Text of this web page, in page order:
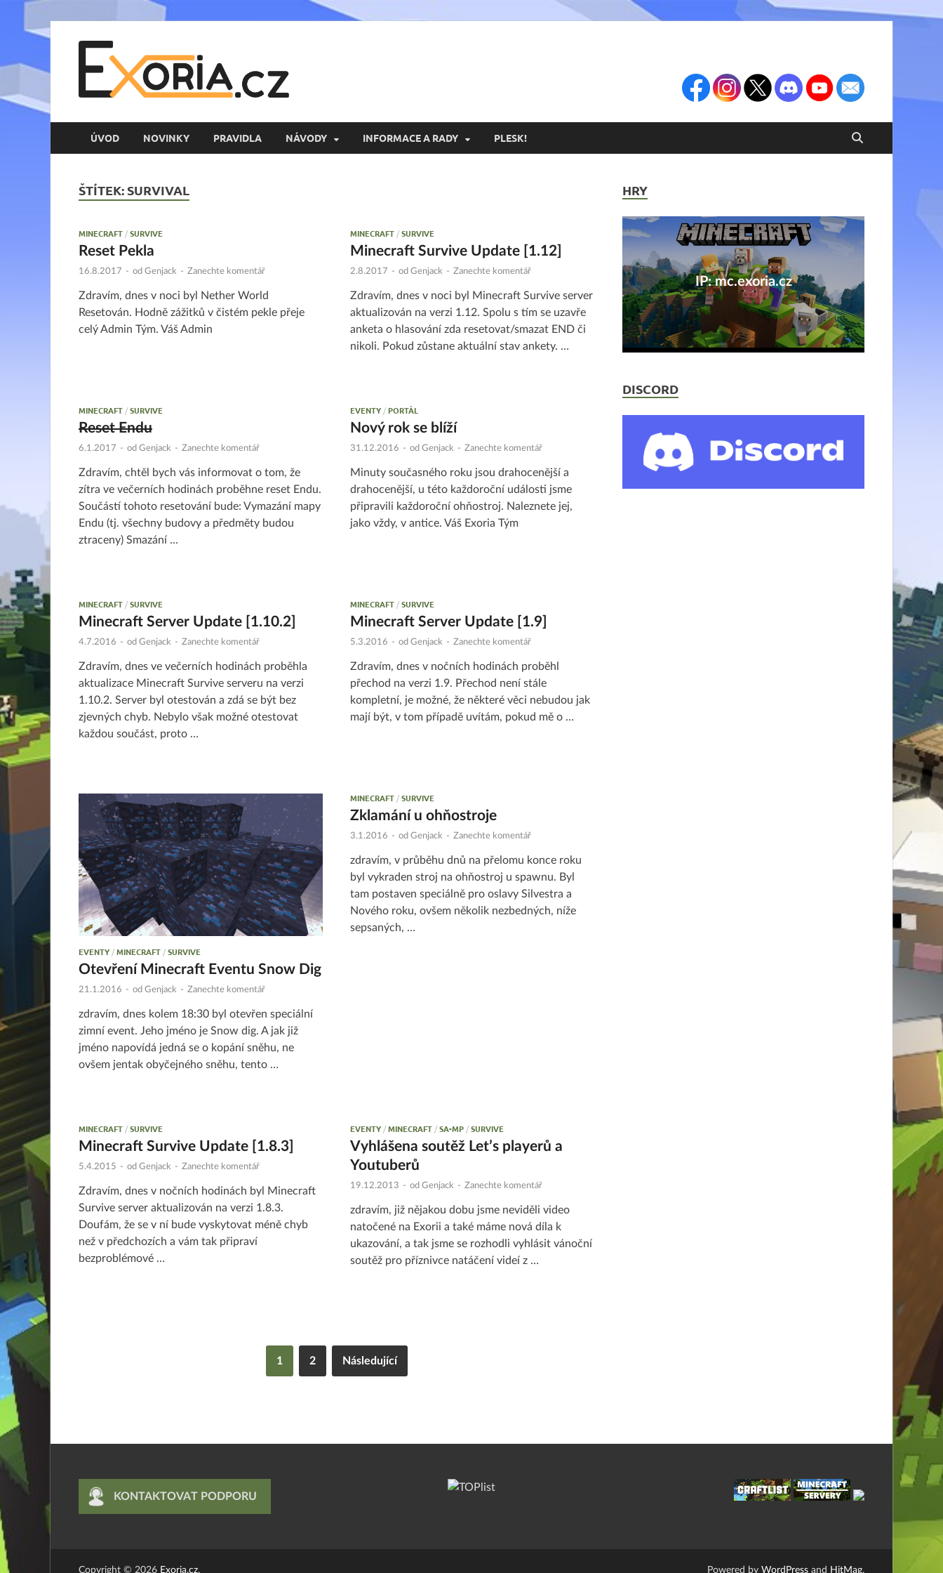
ÚVOD NOVINKY PRAVIDLA NÁVODY INFORMACE A RADY PLESK!
ŠTÍTEK: SURVIVAL
MINECRAFT /SURVIVE
Reset Pekla
16.8.2017 - od Genjack - Zanechte komentář
Zdravím, dnes v noci byl Nether World
Resetován. Hodně zážitků v čistém pekle přeje
celý Admin Tým. Váš Admin
MINECRAFT /SURVIVE
Minecraft Survive Update [1.12]
2.8.2017 - od Genjack - Zanechte komentář
Zdravím, dnes v noci byl Minecraft Survive server
aktualizován na verzi 1.12. Spolu s tím se uzavře
anketa o hlasování zda resetovat/smazat END či
nikoli. Pokud zůstane aktuální stav ankety. …
MINECRAFT /SURVIVE
Reset Endu
6.1.2017 - od Genjack - Zanechte komentář
Zdravím, chtěl bych vás informovat o tom, že
zítra ve večerních hodinách proběhne reset Endu.
Součástí tohoto resetování bude: Vymazání mapy
Endu (tj. všechny budovy a předměty budou
ztraceny) Smazání …
EVENTY /PORTÁL
Nový rok se blíží
31.12.2016 - od Genjack - Zanechte komentář
Minuty současného roku jsou drahocenější a
drahocenější, u této každoroční události jsme
připravili každoroční ohňostroj. Naleznete jej,
jako vždy, v antice. Váš Exoria Tým
MINECRAFT /SURVIVE
Minecraft Server Update [1.10.2]
4.7.2016 - od Genjack - Zanechte komentář
Zdravím, dnes ve večerních hodinách proběhla
aktualizace Minecraft Survive serveru na verzi
1.10.2. Server byl otestován a zdá se být bez
zjevných chyb. Nebylo však možné otestovat
každou součást, proto …
MINECRAFT /SURVIVE
Minecraft Server Update [1.9]
5.3.2016 - od Genjack - Zanechte komentář
Zdravím, dnes v nočních hodinách proběhl
přechod na verzi 1.9. Přechod není stále
kompletní, je možné, že některé věci nebudou jak
mají být, v tom případě uvítám, pokud mě o …
EVENTY /MINECRAFT /SURVIVE
Otevření Minecraft Eventu Snow Dig
21.1.2016 - od Genjack - Zanechte komentář
zdravím, dnes kolem 18:30 byl otevřen speciální
zimní event. Jeho jméno je Snow dig. A jak již
jméno napovídá jedná se o kopání sněhu, ne
ovšem jentak obyčejného sněhu, tento …
MINECRAFT /SURVIVE
Zklamání u ohňostroje
3.1.2016 - od Genjack - Zanechte komentář
zdravím, v průběhu dnů na přelomu konce roku
byl vykraden stroj na ohňostroj u spawnu. Byl
tam postaven speciálně pro oslavy Silvestra a
Nového roku, ovšem několik nezbedných, níže
sepsaných, …
MINECRAFT /SURVIVE
Minecraft Survive Update [1.8.3]
5.4.2015 - od Genjack - Zanechte komentář
Zdravím, dnes v nočních hodinách byl Minecraft
Survive server aktualizován na verzi 1.8.3.
Doufám, že se v ní bude vyskytovat méně chyb
než v předchozích a vám tak připraví
bezproblémové …
EVENTY /MINECRAFT /SA-MP /SURVIVE
Vyhlášena soutěž Let’s playerů a
Youtuberů
19.12.2013 - od Genjack - Zanechte komentář
zdravím, již nějakou dobu jsme neviděli video
natočené na Exorii a také máme nová díla k
ukazování, a tak jsme se rozhodli vyhlásit vánoční
soutěž pro příznivce natáčení videí z …
1 2 Následující
HRY
IP: mc.exoria.cz
DISCORD
KONTAKTOVAT PODPORU
Copyright © 2026 Exoria.cz. Powered by WordPress and HitMag.